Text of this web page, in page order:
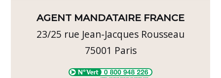
AGENT MANDATAIRE FRANCE
23/25 rue Jean-Jacques Rousseau
75001 Paris